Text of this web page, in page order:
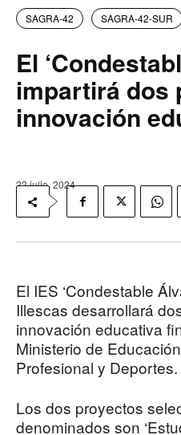
SAGRA-42 SAGRA-42-SUR
El
impartirá dos
innovación
22 julio, 2024
El IES ‘Condestable
Illescas desarrollará
innovación educativa
Ministerio de
Profesional y Deportes.
Los dos proyectos
denominados son